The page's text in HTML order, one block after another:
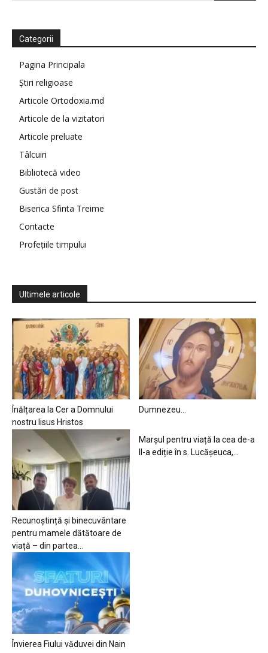
Categorii
Pagina Principala
Știri religioase
Articole Ortodoxia.md
Articole de la vizitatori
Articole preluate
Tâlcuiri
Bibliotecă video
Gustări de post
Biserica Sfinta Treime
Contacte
Profețiile timpului
Ultimele articole
Înălțarea la Cer a Domnului
nostru Iisus Hristos
Dumnezeu…
Recunoștință și binecuvântare
pentru mamele dătătoare de
viață – din partea...
Marșul pentru viață la cea de-a
II-a ediție în s. Lucășeuca,...
Învierea Fiului văduvei din Nain